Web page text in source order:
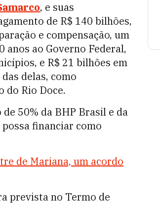
, e suas
de R$ 140 bilhões,
e compensação, um
anos ao Governo Federal,
e R$ 21 bilhões em
delas, como
do Rio Doce.
50% da BHP Brasil e da
financiar como
de Mariana, um acordo
prevista no Termo de